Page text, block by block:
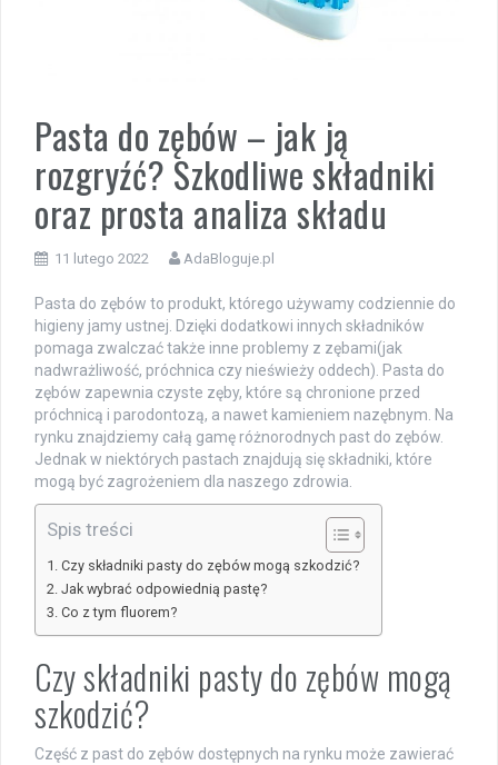
Pasta do zębów – jak ją
rozgryźć? Szkodliwe składniki
oraz prosta analiza składu
11 lutego 2022 AdaBloguje.pl
Pasta do zębów to produkt, którego używamy codziennie do
higieny jamy ustnej. Dzięki dodatkowi innych składników
pomaga zwalczać także inne problemy z zębami(jak
nadwrażliwość, próchnica czy nieświeży oddech). Pasta do
zębów zapewnia czyste zęby, które są chronione przed
próchnicą i parodontozą, a nawet kamieniem nazębnym. Na
rynku znajdziemy całą gamę różnorodnych past do zębów.
Jednak w niektórych pastach znajdują się składniki, które
mogą być zagrożeniem dla naszego zdrowia.
Spis treści
Czy składniki pasty do zębów mogą szkodzić?
Jak wybrać odpowiednią pastę?
Co z tym fluorem?
Czy składniki pasty do zębów mogą
szkodzić?
Część z past do zębów dostępnych na rynku może zawierać